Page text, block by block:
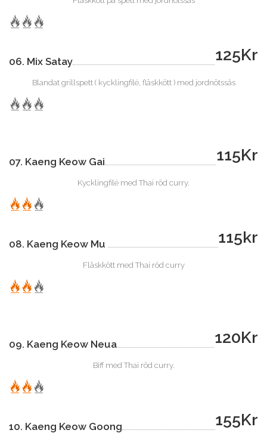
06. Mix Satay 125Kr
Blandat grillspett ( kycklingfilé, fläskkött ) med jordnötssås
07. Kaeng Keow Gai 115Kr
Kycklingfilé med Thai röd curry.
08. Kaeng Keow Mu 115kr
Fläskkött med Thai röd curry
09. Kaeng Keow Neua 120Kr
Biff med Thai röd curry.
10. Kaeng Keow Goong 155Kr